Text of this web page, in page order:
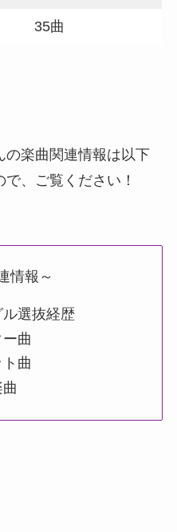
35曲
の楽曲関連情報は以下
、ご覧ください！
情報～
選抜経歴
曲
曲